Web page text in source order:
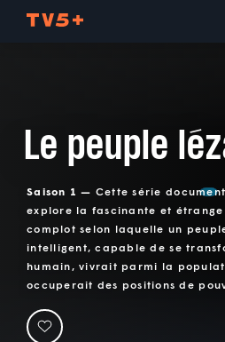
Le peuple
Saison 1 — Cette série
explore la fascinante et
complot selon laquelle un
intelligent, capable de se
humain, vivrait parmi la
occuperait des positions de